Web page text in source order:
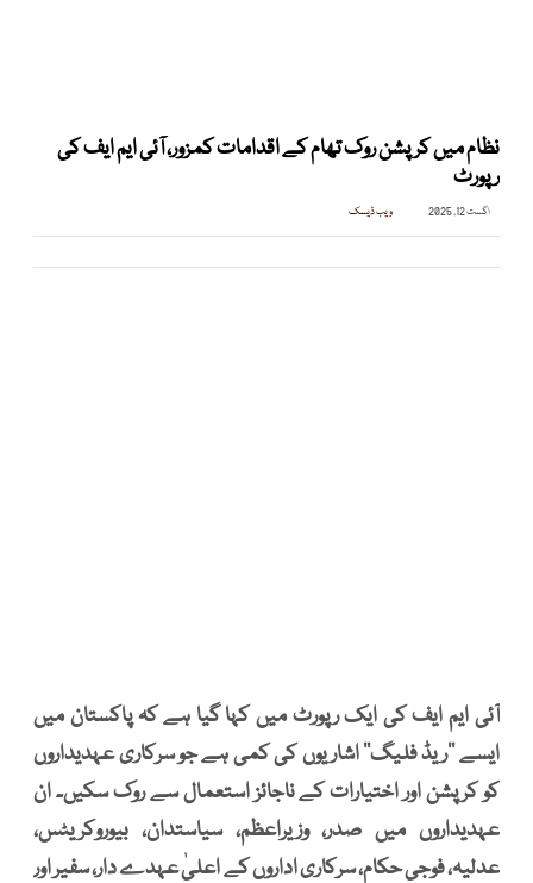
نظام میں کرپشن روک تھام کے اقدامات کمزور، آئی ایم ایف کی
رپورٹ
اگست 12, 2025 ویب ڈیسک
آئی ایم ایف کی ایک رپورٹ میں کہا گیا ہے کہ پاکستان میں
ایسے ’’ریڈ فلیگ‘‘ اشاریوں کی کمی ہے جو سرکاری عہدیداروں
کو کرپشن اور اختیارات کے ناجائز استعمال سے روک سکیں۔ ان
عہدیداروں میں صدر، وزیراعظم، سیاستدان، بیوروکریٹس،
عدلیہ، فوجی حکام، سرکاری اداروں کے اعلیٰ عہدے دار، سفیر اور